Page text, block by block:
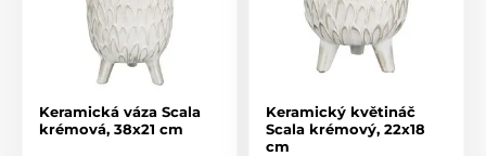
Keramická váza Scala
krémová, 38x21 cm
Keramický květináč
Scala krémový, 22x18
cm